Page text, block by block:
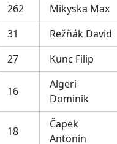
262 Mikyska Max
31 Režňák David
27 Kunc Filip
16
Algeri
Dominik
18
Čapek
Antonín